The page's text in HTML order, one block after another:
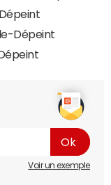
Dépeint
Voir un exemple